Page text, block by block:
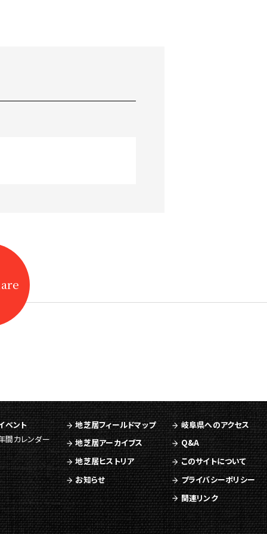
ベント
間カレンダー
地芝居フィールドマップ
地芝居アーカイブス
地芝居ヒストリア
お知らせ
岐阜県へのアクセス
Q&A
このサイトについて
プライバシーポリシー
関連リンク